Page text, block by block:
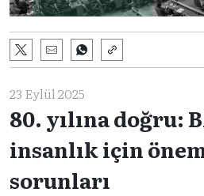
23 Eylül 2025
80. yılına doğru:
insanlık için
sorunları